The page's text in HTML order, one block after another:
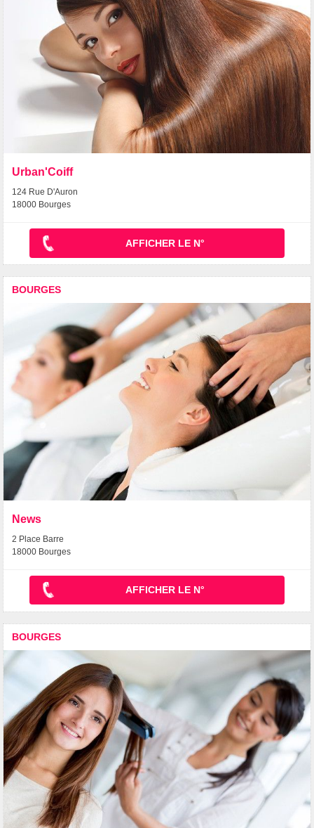
Urban'Coiff
124 Rue D'Auron
18000 Bourges
AFFICHER LE N°
BOURGES
News
2 Place Barre
18000 Bourges
AFFICHER LE N°
BOURGES